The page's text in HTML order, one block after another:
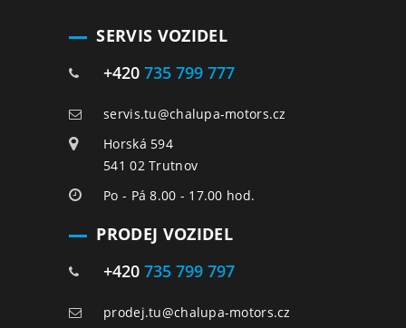
SERVIS VOZIDEL
+420 735 799 777
servis.tu@chalupa-motors.cz
Horská 594
541 02 Trutnov
Po - Pá 8.00 - 17.00 hod.
PRODEJ VOZIDEL
+420 735 799 797
prodej.tu@chalupa-motors.cz